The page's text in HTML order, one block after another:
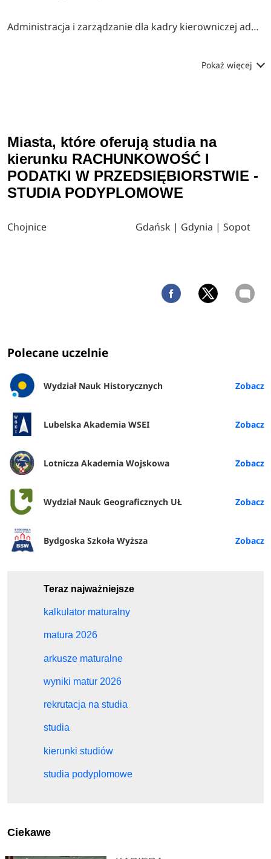
Administracja i zarządzanie dla kadry kierowniczej administracji publicznej
Pokaż więcej
Miasta, które oferują studia na
kierunku RACHUNKOWOŚĆ I
PODATKI W PRZEDSIĘBIORSTWIE -
STUDIA PODYPLOMOWE
Chojnice Gdańsk | Gdynia | Sopot
Polecane uczelnie
Wydział Nauk Historycznych
Lubelska Akademia WSEI
Lotnicza Akademia Wojskowa
Wydział Nauk Geograficznych UŁ
Bydgoska Szkoła Wyższa
Teraz najważniejsze
kalkulator maturalny
matura 2026
arkusze maturalne
wyniki matur 2026
rekrutacja na studia
studia
kierunki studiów
studia podyplomowe
Ciekawe